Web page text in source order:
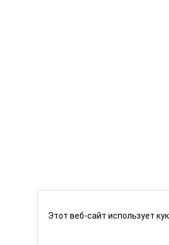
Этот веб-сайт использует